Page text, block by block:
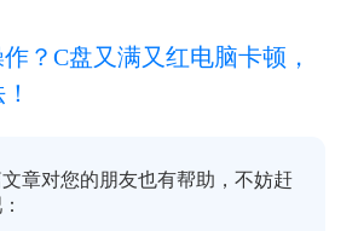
？C盘又满又红电脑卡顿，
章对您的朋友也有帮助，不妨赶